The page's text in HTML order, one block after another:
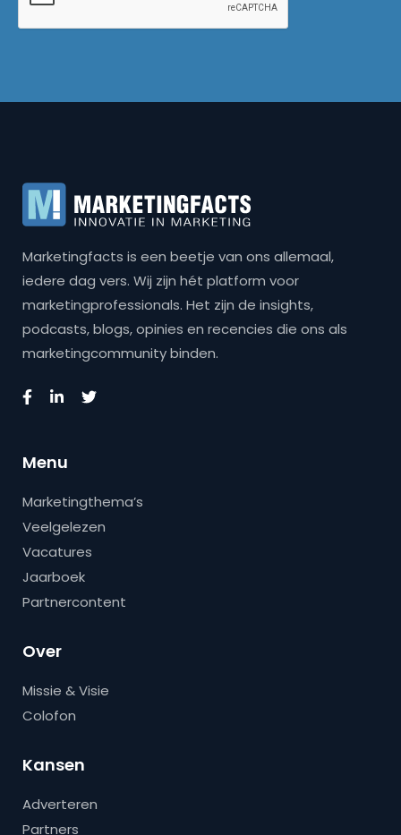
Marketingfacts is een beetje van ons allemaal,
iedere dag vers. Wij zijn hét platform voor
marketingprofessionals. Het zijn de insights,
podcasts, blogs, opinies en recencies die ons als
marketingcommunity binden.
Menu
Marketingthema’s
Veelgelezen
Vacatures
Jaarboek
Partnercontent
Over
Missie & Visie
Colofon
Kansen
Adverteren
Partners